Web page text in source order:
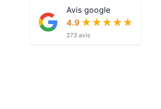
Avis google
4.9 ★★★★★
★★★★★
273 avis